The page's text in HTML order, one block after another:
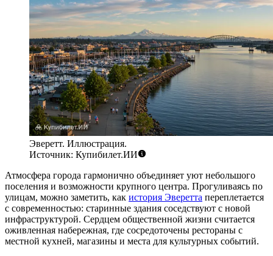
Эверетт. Иллюстрация.
Источник: Купибилет.ИИ
Атмосфера города гармонично объединяет уют небольшого
поселения и возможности крупного центра. Прогуливаясь по
улицам, можно заметить, как история Эверетта переплетается
с современностью: старинные здания соседствуют с новой
инфраструктурой. Сердцем общественной жизни считается
оживленная набережная, где сосредоточены рестораны с
местной кухней, магазины и места для культурных событий.